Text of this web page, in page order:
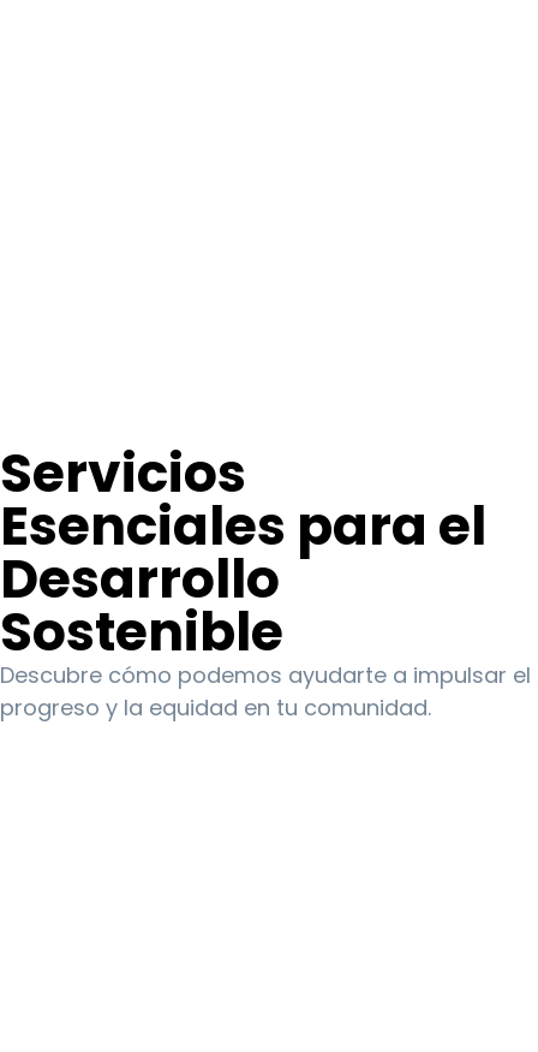
Servicios
Esenciales para el
Desarrollo
Sostenible
Descubre cómo podemos ayudarte a impulsar el
progreso y la equidad en tu comunidad.